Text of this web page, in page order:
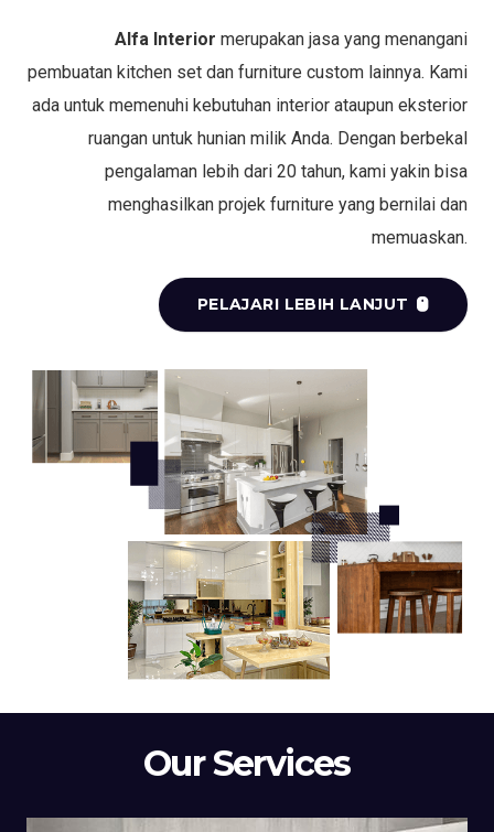
Alfa Interior merupakan jasa yang menangani
pembuatan kitchen set dan furniture custom lainnya. Kami
ada untuk memenuhi kebutuhan interior ataupun eksterior
ruangan untuk hunian milik Anda. Dengan berbekal
pengalaman lebih dari 20 tahun, kami yakin bisa
menghasilkan projek furniture yang bernilai dan
memuaskan.
PELAJARI LEBIH LANJUT
Our Services